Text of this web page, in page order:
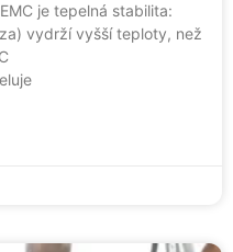
je tepelná stabilita:
vydrží vyšší teploty, než